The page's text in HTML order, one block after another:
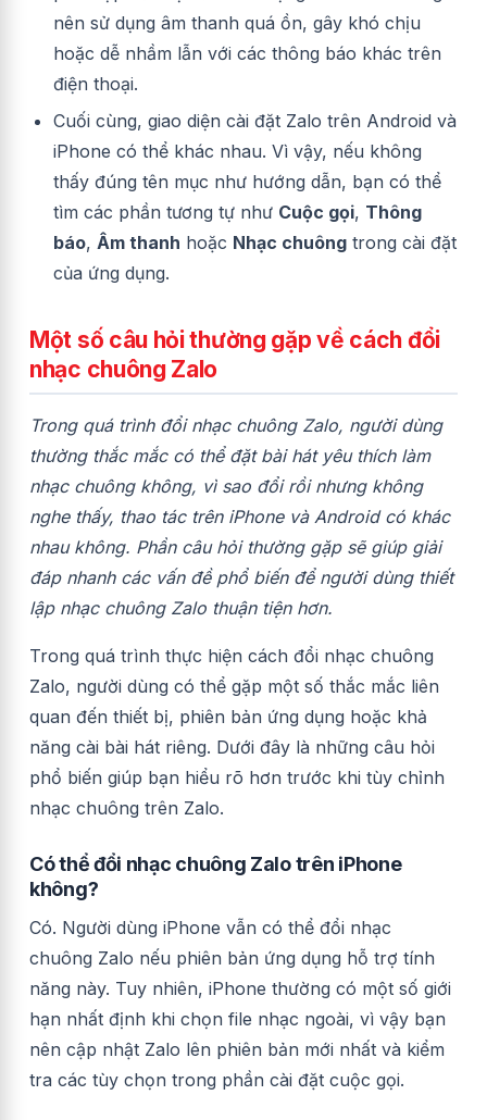
nên sử dụng âm thanh quá ồn, gây khó chịu
hoặc dễ nhầm lẫn với các thông báo khác trên
điện thoại.
Cuối cùng, giao diện cài đặt Zalo trên Android và
iPhone có thể khác nhau. Vì vậy, nếu không
thấy đúng tên mục như hướng dẫn, bạn có thể
tìm các phần tương tự như Cuộc gọi, Thông
báo, Âm thanh hoặc Nhạc chuông trong cài đặt
của ứng dụng.
Một số câu hỏi thường gặp về cách đổi
nhạc chuông Zalo
Trong quá trình đổi nhạc chuông Zalo, người dùng
thường thắc mắc có thể đặt bài hát yêu thích làm
nhạc chuông không, vì sao đổi rồi nhưng không
nghe thấy, thao tác trên iPhone và Android có khác
nhau không. Phần câu hỏi thường gặp sẽ giúp giải
đáp nhanh các vấn đề phổ biến để người dùng thiết
lập nhạc chuông Zalo thuận tiện hơn.
Trong quá trình thực hiện cách đổi nhạc chuông
Zalo, người dùng có thể gặp một số thắc mắc liên
quan đến thiết bị, phiên bản ứng dụng hoặc khả
năng cài bài hát riêng. Dưới đây là những câu hỏi
phổ biến giúp bạn hiểu rõ hơn trước khi tùy chỉnh
nhạc chuông trên Zalo.
Có thể đổi nhạc chuông Zalo trên iPhone
không?
Có. Người dùng iPhone vẫn có thể đổi nhạc
chuông Zalo nếu phiên bản ứng dụng hỗ trợ tính
năng này. Tuy nhiên, iPhone thường có một số giới
hạn nhất định khi chọn file nhạc ngoài, vì vậy bạn
nên cập nhật Zalo lên phiên bản mới nhất và kiểm
tra các tùy chọn trong phần cài đặt cuộc gọi.